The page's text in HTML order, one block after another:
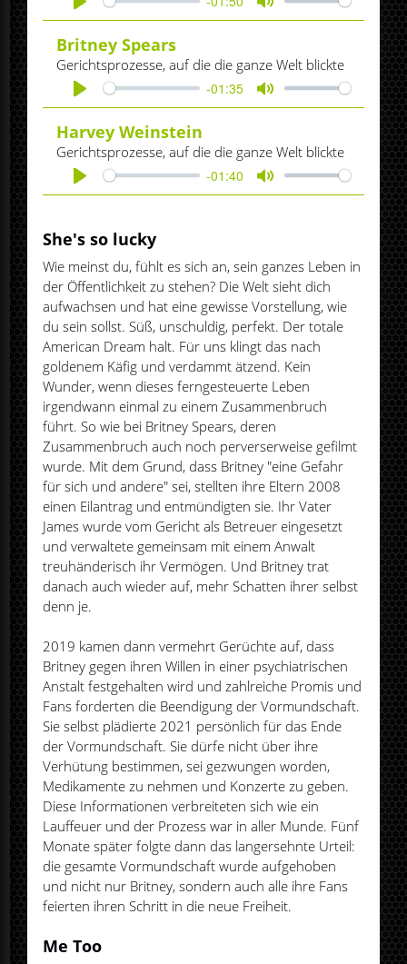
Play Mute
Britney Spears
Gerichtsprozesse, auf die die ganze Welt blickte
Play
-01:35
Mute
Harvey Weinstein
Gerichtsprozesse, auf die die ganze Welt blickte
Play
-01:40
Mute
She's so lucky
Wie meinst du, fühlt es sich an, sein ganzes Leben in
der Öffentlichkeit zu stehen? Die Welt sieht dich
aufwachsen und hat eine gewisse Vorstellung, wie
du sein sollst. Süß, unschuldig, perfekt. Der totale
American Dream halt. Für uns klingt das nach
goldenem Käfig und verdammt ätzend. Kein
Wunder, wenn dieses ferngesteuerte Leben
irgendwann einmal zu einem Zusammenbruch
führt. So wie bei Britney Spears, deren
Zusammenbruch auch noch perverserweise gefilmt
wurde. Mit dem Grund, dass Britney "eine Gefahr
für sich und andere" sei, stellten ihre Eltern 2008
einen Eilantrag und entmündigten sie. Ihr Vater
James wurde vom Gericht als Betreuer eingesetzt
und verwaltete gemeinsam mit einem Anwalt
treuhänderisch ihr Vermögen. Und Britney trat
danach auch wieder auf, mehr Schatten ihrer selbst
denn je.
2019 kamen dann vermehrt Gerüchte auf, dass
Britney gegen ihren Willen in einer psychiatrischen
Anstalt festgehalten wird und zahlreiche Promis und
Fans forderten die Beendigung der Vormundschaft.
Sie selbst plädierte 2021 persönlich für das Ende
der Vormundschaft. Sie dürfe nicht über ihre
Verhütung bestimmen, sei gezwungen worden,
Medikamente zu nehmen und Konzerte zu geben.
Diese Informationen verbreiteten sich wie ein
Lauffeuer und der Prozess war in aller Munde. Fünf
Monate später folgte dann das langersehnte Urteil:
die gesamte Vormundschaft wurde aufgehoben
und nicht nur Britney, sondern auch alle ihre Fans
feierten ihren Schritt in die neue Freiheit.
Me Too